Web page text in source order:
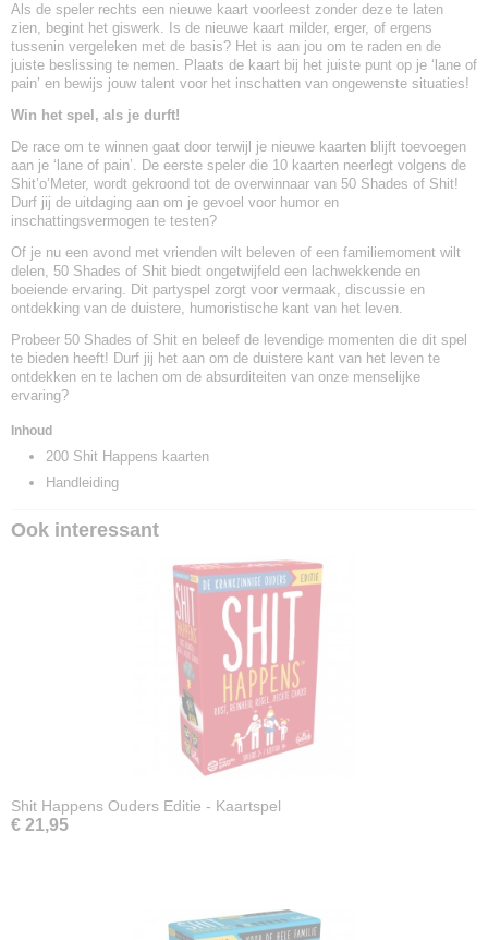
Als de speler rechts een nieuwe kaart voorleest zonder deze te laten
zien, begint het giswerk. Is de nieuwe kaart milder, erger, of ergens
tussenin vergeleken met de basis? Het is aan jou om te raden en de
juiste beslissing te nemen. Plaats de kaart bij het juiste punt op je ‘lane of
pain’ en bewijs jouw talent voor het inschatten van ongewenste situaties!
Win het spel, als je durft!
De race om te winnen gaat door terwijl je nieuwe kaarten blijft toevoegen
aan je ‘lane of pain’. De eerste speler die 10 kaarten neerlegt volgens de
Shit’o’Meter, wordt gekroond tot de overwinnaar van 50 Shades of Shit!
Durf jij de uitdaging aan om je gevoel voor humor en
inschattingsvermogen te testen?
Of je nu een avond met vrienden wilt beleven of een familiemoment wilt
delen, 50 Shades of Shit biedt ongetwijfeld een lachwekkende en
boeiende ervaring. Dit partyspel zorgt voor vermaak, discussie en
ontdekking van de duistere, humoristische kant van het leven.
Probeer 50 Shades of Shit en beleef de levendige momenten die dit spel
te bieden heeft! Durf jij het aan om de duistere kant van het leven te
ontdekken en te lachen om de absurditeiten van onze menselijke
ervaring?
Inhoud
200 Shit Happens kaarten
Handleiding
Ook interessant
Shit Happens Ouders Editie - Kaartspel
€ 21,95